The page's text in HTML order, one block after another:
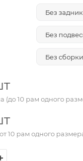
(до 10 рам одного
10 рам одного